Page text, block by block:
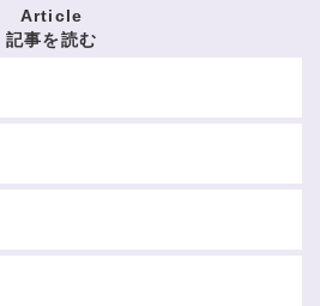
Article
記事を読む